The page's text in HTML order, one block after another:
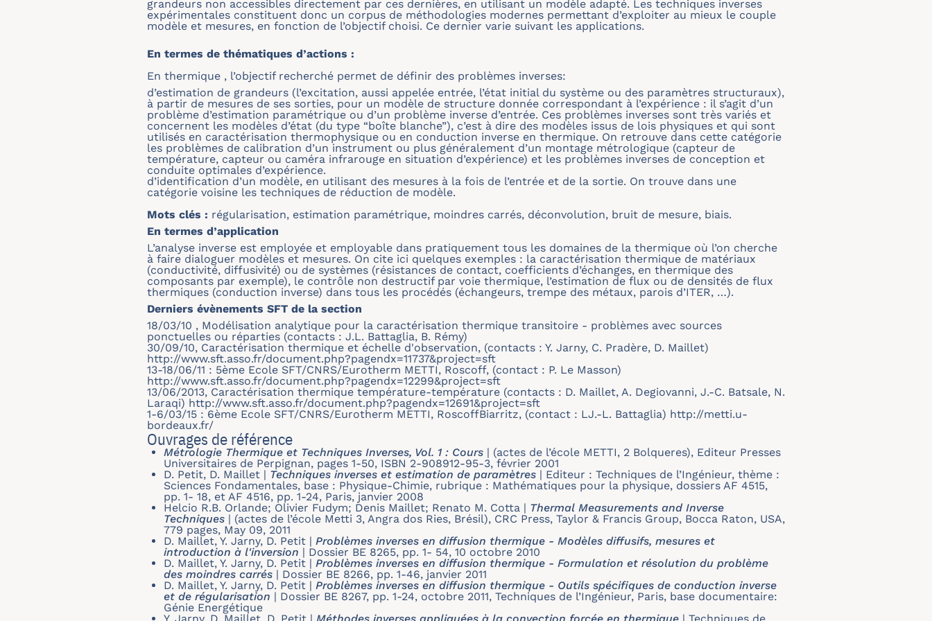
grandeurs non accessibles directement par ces dernières, en utilisant un modèle adapté. Les techniques inverses
expérimentales constituent donc un corpus de méthodologies modernes permettant d’exploiter au mieux le couple
modèle et mesures, en fonction de l’objectif choisi. Ce dernier varie suivant les applications.
En termes de thématiques d’actions :
En thermique , l’objectif recherché permet de définir des problèmes inverses:
d’estimation de grandeurs (l’excitation, aussi appelée entrée, l’état initial du système ou des paramètres structuraux),
à partir de mesures de ses sorties, pour un modèle de structure donnée correspondant à l’expérience : il s’agit d’un
problème d’estimation paramétrique ou d’un problème inverse d’entrée. Ces problèmes inverses sont très variés et
concernent les modèles d’état (du type “boîte blanche”), c’est à dire des modèles issus de lois physiques et qui sont
utilisés en caractérisation thermophysique ou en conduction inverse en thermique. On retrouve dans cette catégorie
les problèmes de calibration d’un instrument ou plus généralement d’un montage métrologique (capteur de
température, capteur ou caméra infrarouge en situation d’expérience) et les problèmes inverses de conception et
conduite optimales d’expérience.
d’identification d’un modèle, en utilisant des mesures à la fois de l’entrée et de la sortie. On trouve dans une
catégorie voisine les techniques de réduction de modèle.
Mots clés : régularisation, estimation paramétrique, moindres carrés, déconvolution, bruit de mesure, biais.
En termes d’application
L’analyse inverse est employée et employable dans pratiquement tous les domaines de la thermique où l’on cherche
à faire dialoguer modèles et mesures. On cite ici quelques exemples : la caractérisation thermique de matériaux
(conductivité, diffusivité) ou de systèmes (résistances de contact, coefficients d’échanges, en thermique des
composants par exemple), le contrôle non destructif par voie thermique, l’estimation de flux ou de densités de flux
thermiques (conduction inverse) dans tous les procédés (échangeurs, trempe des métaux, parois d’ITER, …).
Derniers évènements SFT de la section
18/03/10 , Modélisation analytique pour la caractérisation thermique transitoire - problèmes avec sources
ponctuelles ou réparties (contacts : J.L. Battaglia, B. Rémy)
30/09/10, Caractérisation thermique et échelle d'observation, (contacts : Y. Jarny, C. Pradère, D. Maillet)
http://www.sft.asso.fr/document.php?pagendx=11737&project=sft
13-18/06/11 : 5ème Ecole SFT/CNRS/Eurotherm METTI, Roscoff, (contact : P. Le Masson)
http://www.sft.asso.fr/document.php?pagendx=12299&project=sft
13/06/2013, Caractérisation thermique température-température (contacts : D. Maillet, A. Degiovanni, J.-C. Batsale, N.
Laraqi) http://www.sft.asso.fr/document.php?pagendx=12691&project=sft
1-6/03/15 : 6ème Ecole SFT/CNRS/Eurotherm METTI, RoscoffBiarritz, (contact : LJ.-L. Battaglia) http://metti.u-
bordeaux.fr/
Ouvrages de référence
Métrologie Thermique et Techniques Inverses, Vol. 1 : Cours | (actes de l’école METTI, 2 Bolqueres), Editeur Presses
Universitaires de Perpignan, pages 1-50, ISBN 2-908912-95-3, février 2001
D. Petit, D. Maillet | Techniques inverses et estimation de paramètres | Editeur : Techniques de l’Ingénieur, thème :
Sciences Fondamentales, base : Physique-Chimie, rubrique : Mathématiques pour la physique, dossiers AF 4515,
pp. 1- 18, et AF 4516, pp. 1-24, Paris, janvier 2008
Helcio R.B. Orlande; Olivier Fudym; Denis Maillet; Renato M. Cotta | Thermal Measurements and Inverse
Techniques | (actes de l’école Metti 3, Angra dos Ries, Brésil), CRC Press, Taylor & Francis Group, Bocca Raton, USA,
779 pages, May 09, 2011
D. Maillet, Y. Jarny, D. Petit | Problèmes inverses en diffusion thermique - Modèles diffusifs, mesures et
introduction à l'inversion | Dossier BE 8265, pp. 1- 54, 10 octobre 2010
D. Maillet, Y. Jarny, D. Petit | Problèmes inverses en diffusion thermique - Formulation et résolution du problème
des moindres carrés | Dossier BE 8266, pp. 1-46, janvier 2011
D. Maillet, Y. Jarny, D. Petit | Problèmes inverses en diffusion thermique - Outils spécifiques de conduction inverse
et de régularisation | Dossier BE 8267, pp. 1-24, octobre 2011, Techniques de l’Ingénieur, Paris, base documentaire:
Génie Energétique